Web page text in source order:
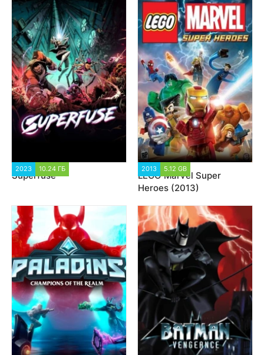
2023 10.24 ГБ
Superfuse
2013 5.12 GB
LEGO Marvel Super
Heroes (2013)